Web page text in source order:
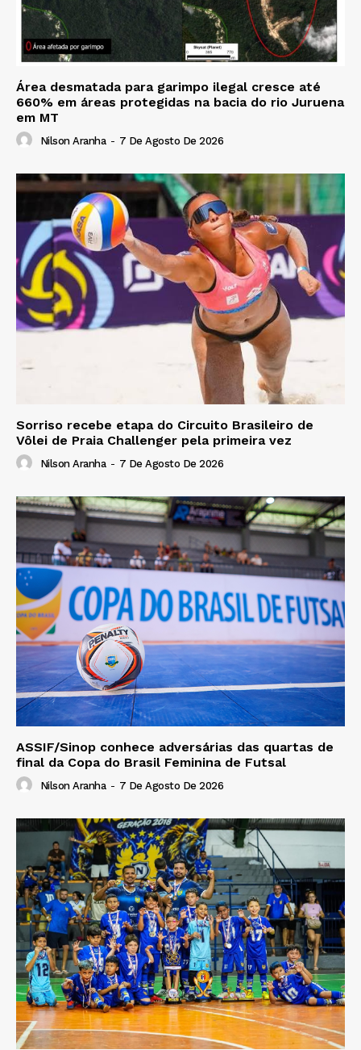
Área desmatada para garimpo ilegal cresce até
660% em áreas protegidas na bacia do rio Juruena
em MT
Nilson Aranha - 7 De Agosto De 2026
Sorriso recebe etapa do Circuito Brasileiro de
Vôlei de Praia Challenger pela primeira vez
Nilson Aranha - 7 De Agosto De 2026
ASSIF/Sinop conhece adversárias das quartas de
final da Copa do Brasil Feminina de Futsal
Nilson Aranha - 7 De Agosto De 2026